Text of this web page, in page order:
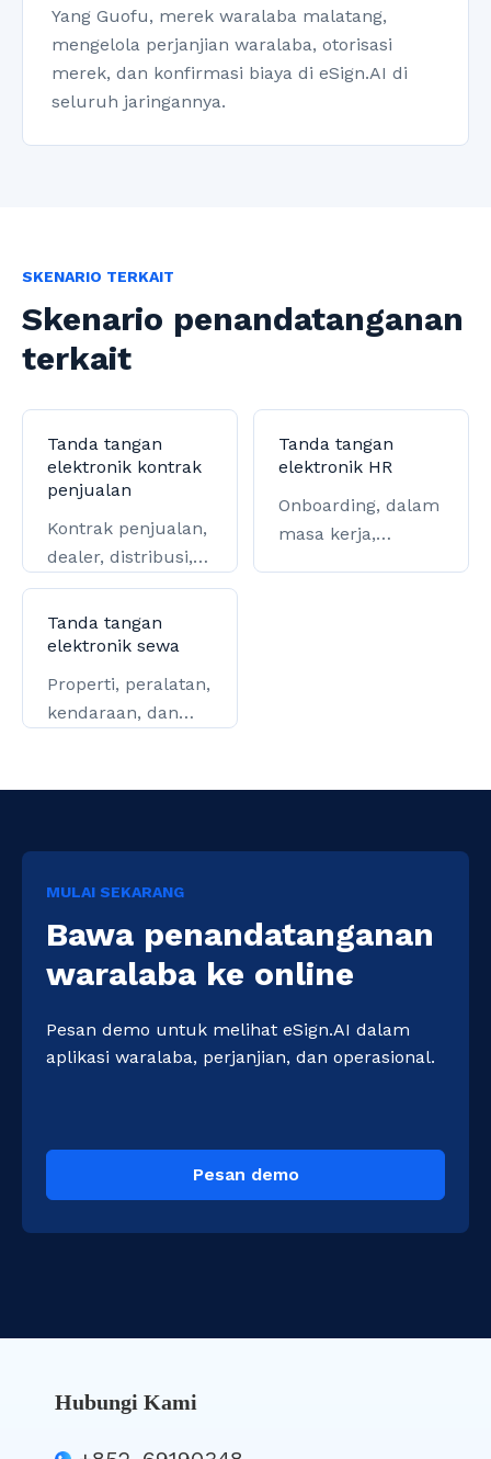
Yang Guofu, merek waralaba malatang,
mengelola perjanjian waralaba, otorisasi
merek, dan konfirmasi biaya di eSign.AI di
seluruh jaringannya.
SKENARIO TERKAIT
Skenario penandatanganan
terkait
Tanda tangan
elektronik kontrak
penjualan
Kontrak penjualan,
dealer, distribusi,
dan pelanggan
utama.
Tanda tangan
elektronik HR
Onboarding, dalam
masa kerja,
Tanda tangan
elektronik sewa
Properti, peralatan,
kendaraan, dan
MULAI SEKARANG
Bawa penandatanganan
waralaba ke online
Pesan demo untuk melihat eSign.AI dalam
aplikasi waralaba, perjanjian, dan operasional.
Pesan demo
Hubungi Kami